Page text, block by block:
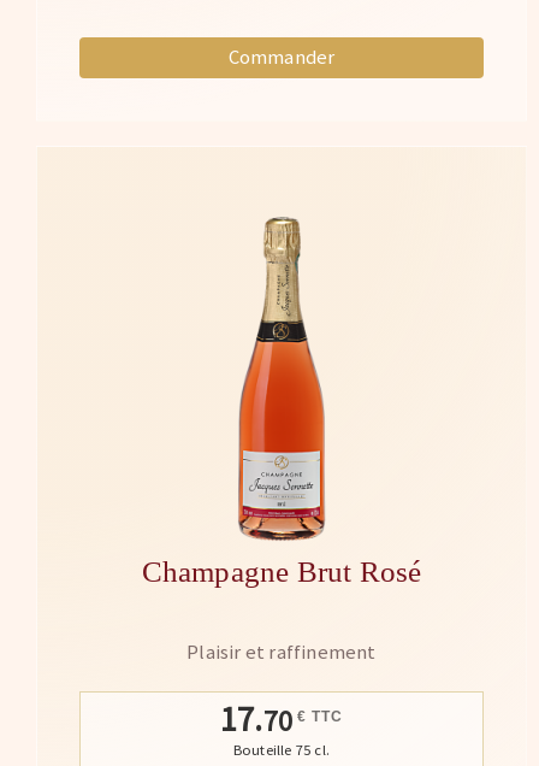
Commander
Champagne Brut Rosé
Plaisir et raffinement
17.70 € TTC
Bouteille 75 cl.